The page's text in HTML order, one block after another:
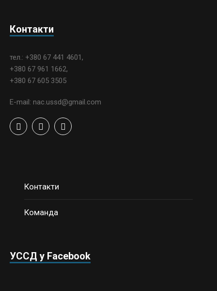
Контакти
тел.: +380 67 441 4601,
+380 67 961 1662,
+380 67 605 3505
E-mail: nac.ussd@gmail.com
Контакти
Команда
УССД у Facebook